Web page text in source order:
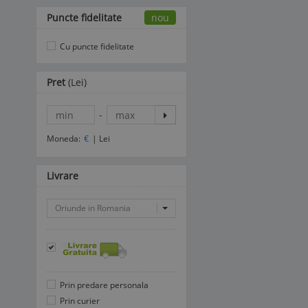
Puncte fidelitate nou
Cu puncte fidelitate
Pret (Lei)
-
Moneda: € | Lei
Livrare
Oriunde in Romania
Prin predare personala
Prin curier